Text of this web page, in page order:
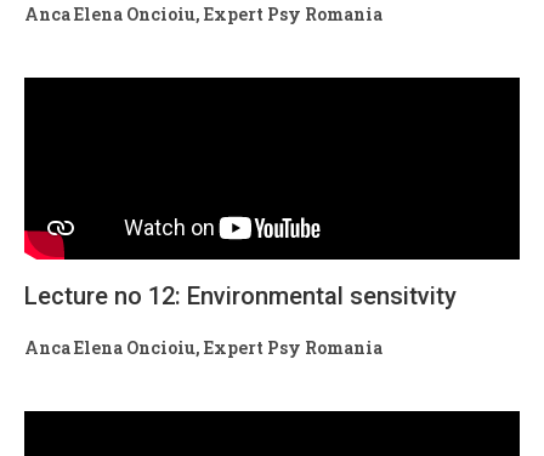
Anca Elena Oncioiu, Expert Psy Romania
Lecture no 12: Environmental sensitvity
Anca Elena Oncioiu, Expert Psy Romania